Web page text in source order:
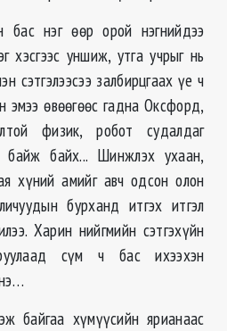
бас нэг өөр орой нэгнийдээ
хэсгээс уншиж, утга учрыг нь
сэтгэлээсээ залбирцгаах үе ч
эмээ өвөөгөөс гадна Оксфорд,
физик, робот судалдаг
байх... Шинжлэх ухаан,
хүний амийг авч одсон олон
бурханд итгэх итгэл
Харин нийгмийн сэтгэхүйн
сүм ч бас ихээхэн
байгаа хүмүүсийн ярианаас